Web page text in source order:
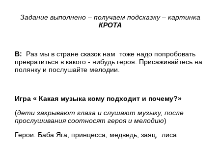
Задание выполнено – получаем подсказку – картинка
КРОТА
В: Раз мы в стране сказок нам тоже надо попробовать
превратиться в какого - нибудь героя. Присаживайтесь на
полянку и послушайте мелодии.
Игра « Какая музыка кому подходит и почему?»
(дети закрывают глаза и слушают музыку, после
прослушивания соотносят героя и мелодию)
Герои: Баба Яга, принцесса, медведь, заяц, лиса